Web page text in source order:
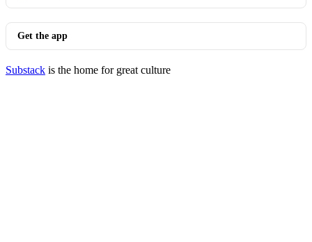
Get the app
Substack is the home for great culture